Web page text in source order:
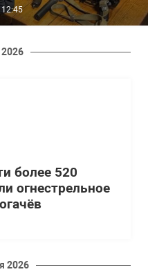
более 520
огнестрельное
2026